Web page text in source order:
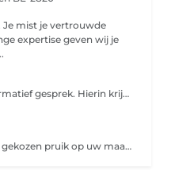
Je mist je vertrouwde
expertise geven wij je
Deze afspraak bevat een 1ste informatief gesprek. Hierin krijgt u duidelijk te zien welke mogelijke oplossingen wij u kunnen aanbieden.
Tijdens deze afspraak gaan we de gekozen pruik op uw maat kunnen afstemmen.